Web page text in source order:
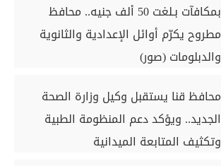
بمكافآت بـلغت 50 ألف جنيه.. محافظ
مطروح يكرّم أوائل الإعدادية والثانوية
والدبلومات (صور)
محافظ قنا يستقبل وكيل وزارة الصحة
الجديد.. ويؤكد دعم المنظومة الطبية
وتكثيف المتابعة الميدانية